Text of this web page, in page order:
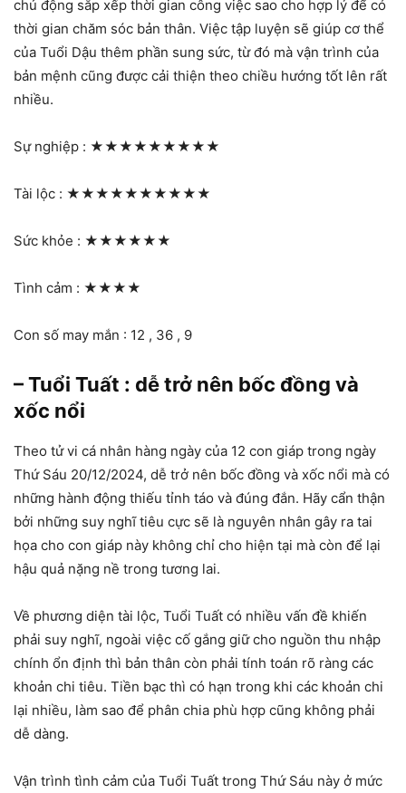
chủ động sắp xếp thời gian công việc sao cho hợp lý để có
thời gian chăm sóc bản thân. Việc tập luyện sẽ giúp cơ thể
của Tuổi Dậu thêm phần sung sức, từ đó mà vận trình của
bản mệnh cũng được cải thiện theo chiều hướng tốt lên rất
nhiều.
Sự nghiệp : ★★★★★★★★★
Tài lộc : ★★★★★★★★★★
Sức khỏe : ★★★★★★
Tình cảm : ★★★★
Con số may mắn : 12 , 36 , 9
– Tuổi Tuất : dễ trở nên bốc đồng và
xốc nổi
Theo tử vi cá nhân hàng ngày của 12 con giáp trong ngày
Thứ Sáu 20/12/2024, dễ trở nên bốc đồng và xốc nổi mà có
những hành động thiếu tỉnh táo và đúng đắn. Hãy cẩn thận
bởi những suy nghĩ tiêu cực sẽ là nguyên nhân gây ra tai
họa cho con giáp này không chỉ cho hiện tại mà còn để lại
hậu quả nặng nề trong tương lai.
Về phương diện tài lộc, Tuổi Tuất có nhiều vấn đề khiến
phải suy nghĩ, ngoài việc cố gắng giữ cho nguồn thu nhập
chính ổn định thì bản thân còn phải tính toán rõ ràng các
khoản chi tiêu. Tiền bạc thì có hạn trong khi các khoản chi
lại nhiều, làm sao để phân chia phù hợp cũng không phải
dễ dàng.
Vận trình tình cảm của Tuổi Tuất trong Thứ Sáu này ở mức